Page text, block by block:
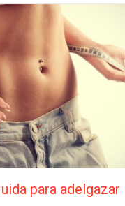
para adelgazar